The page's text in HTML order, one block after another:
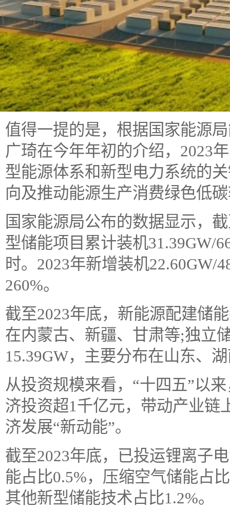
值得一提的是，根据国家能源
广琦在今年年初的介绍，2023
型能源体系和新型电力系统的
向及推动能源生产消费绿色低
国家能源局公布的数据显示，
型储能项目累计装机31.39GW/
时。2023年新增装机22.60GW/
260%。
截至2023年底，新能源配建储
在内蒙古、新疆、甘肃等;独立
15.39GW，主要分布在山东、
从投资规模来看，“十四五”以
济投资超1千亿元，带动产业链
济发展“新动能”。
截至2023年底，已投运锂离子
能占比0.5%，压缩空气储能占
其他新型储能技术占比1.2%。